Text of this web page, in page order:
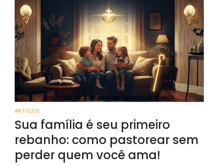
ARTIGOS
Sua família é seu primeiro
rebanho: como pastorear sem
perder quem você ama!